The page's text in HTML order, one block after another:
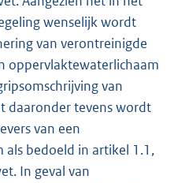
wenselijk wordt
van verontreinigde
oppervlaktewaterlichaam
van
daaronder tevens wordt
van een
bedoeld in artikel 1.1,
In geval van